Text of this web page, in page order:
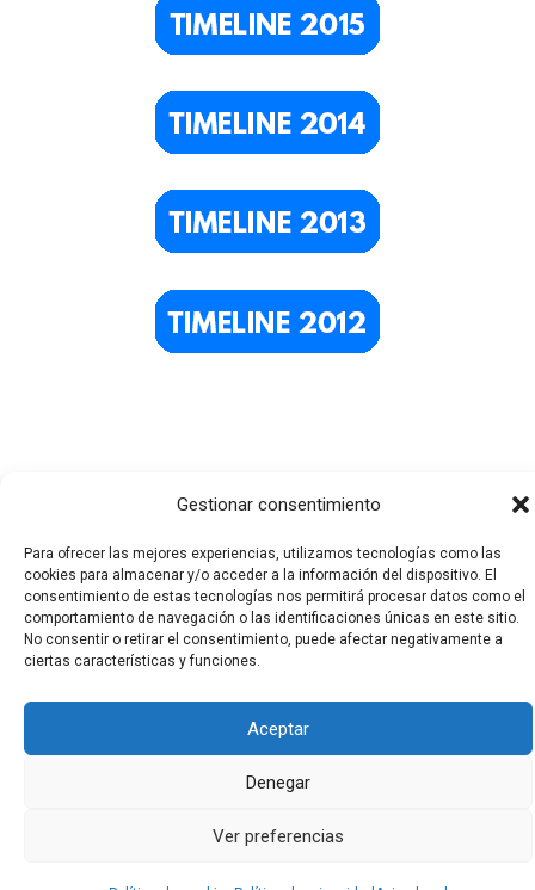
Gestionar consentimiento
Para ofrecer las mejores experiencias, utilizamos tecnologías como las
cookies para almacenar y/o acceder a la información del dispositivo. El
consentimiento de estas tecnologías nos permitirá procesar datos como el
comportamiento de navegación o las identificaciones únicas en este sitio.
No consentir o retirar el consentimiento, puede afectar negativamente a
ciertas características y funciones.
Aceptar
Denegar
Ver preferencias
Todos los derechos © 2026 El Funerario Digital | Funciona
gracias aTema Astra para WordPress